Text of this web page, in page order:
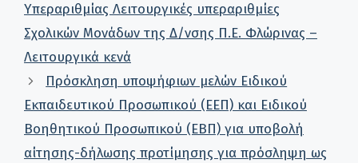
Υπεραριθμίας Λειτουργικές υπεραριθμίες
Σχολικών Μονάδων της Δ/νσης Π.Ε. Φλώρινας –
Λειτουργικά κενά
Πρόσκληση υποψήφιων μελών Ειδικού
Εκπαιδευτικού Προσωπικού (ΕΕΠ) και Ειδικού
Βοηθητικού Προσωπικού (ΕΒΠ) για υποβολή
αίτησης-δήλωσης προτίμησης για πρόσληψη ως